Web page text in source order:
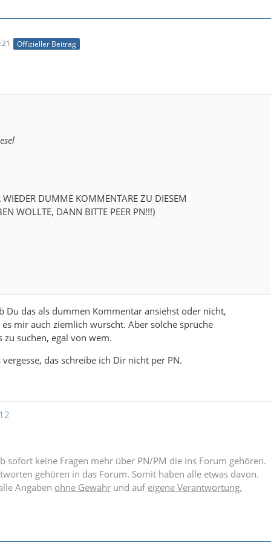
Offizieller Beitrag
WIEDER DUMME KOMMENTARE ZU DIESEM
WOLLTE, DANN BITTE PEER PN!!!)
Du das als dummen Kommentar ansiehst oder nicht,
mir auch ziemlich wurscht. Aber solche sprüche
zu suchen, egal von wem.
das schreibe ich Dir nicht per PN.
sofort keine Fragen mehr über PN/PM die ins Forum gehören.
gehören in das Forum. Somit haben alle etwas davon.
Angaben ohne Gewähr und auf eigene Verantwortung.